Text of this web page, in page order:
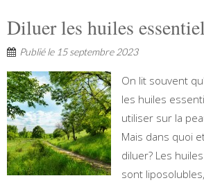
Diluer les huiles
Publié le 15 septembre 2023
On lit souvent
les huiles
utiliser sur la
Mais dans quoi
diluer? Les
sont